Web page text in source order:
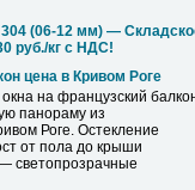
(06-12 мм) —
руб./кг с НДС!
цена в Кривом Роге
окна на французский
панораму из
Роге. Остекление
от пола до крыши
светопрозрачные